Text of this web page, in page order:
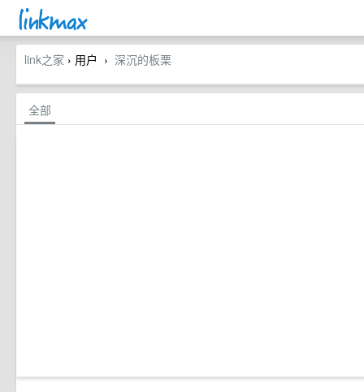
link之家 › 用户 › 深沉的板栗
全部